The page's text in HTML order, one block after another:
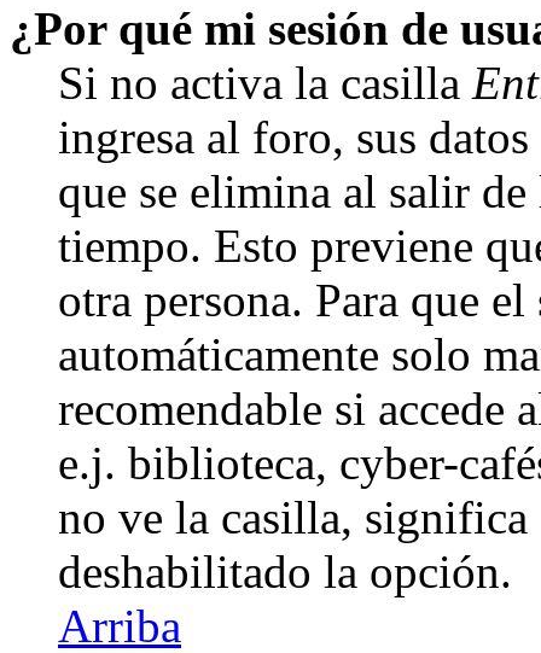
¿Por qué mi sesión de
Si no activa la casilla
ingresa al foro, sus
que se elimina al salir
tiempo. Esto previene
otra persona. Para que
automáticamente solo
recomendable si accede
e.j. biblioteca, cyber-
no ve la casilla,
deshabilitado la opción.
Arriba